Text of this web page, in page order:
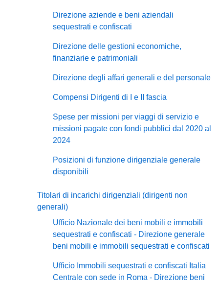
Direzione aziende e beni aziendali
sequestrati e confiscati
Direzione delle gestioni economiche,
finanziarie e patrimoniali
Direzione degli affari generali e del personale
Compensi Dirigenti di I e II fascia
Spese per missioni per viaggi di servizio e
missioni pagate con fondi pubblici dal 2020 al
2024
Posizioni di funzione dirigenziale generale
disponibili
Titolari di incarichi dirigenziali (dirigenti non
generali)
Ufficio Nazionale dei beni mobili e immobili
sequestrati e confiscati - Direzione generale
beni mobili e immobili sequestrati e confiscati
Ufficio Immobili sequestrati e confiscati Italia
Centrale con sede in Roma - Direzione beni